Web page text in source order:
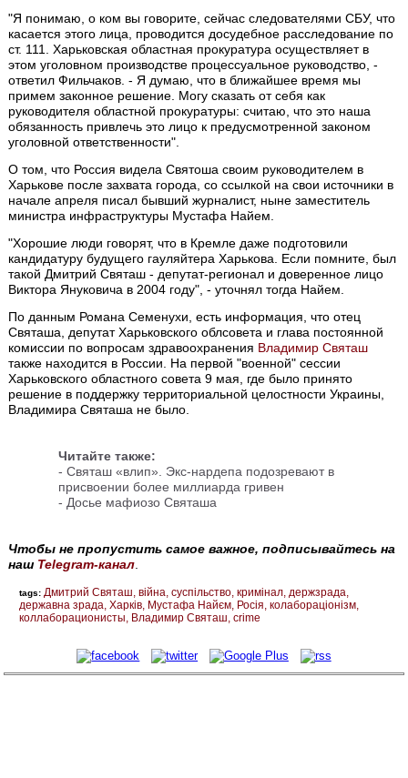
"Я понимаю, о ком вы говорите, сейчас следователями СБУ, что
касается этого лица, проводится досудебное расследование по
ст. 111. Харьковская областная прокуратура осуществляет в
этом уголовном производстве процессуальное руководство, -
ответил Фильчаков. - Я думаю, что в ближайшее время мы
примем законное решение. Могу сказать от себя как
руководителя областной прокуратуры: считаю, что это наша
обязанность привлечь это лицо к предусмотренной законом
уголовной ответственности".
О том, что Россия видела Святоша своим руководителем в
Харькове после захвата города, со ссылкой на свои источники в
начале апреля писал бывший журналист, ныне заместитель
министра инфраструктуры Мустафа Найем.
"Хорошие люди говорят, что в Кремле даже подготовили
кандидатуру будущего гауляйтера Харькова. Если помните, был
такой Дмитрий Святаш - депутат-регионал и доверенное лицо
Виктора Януковича в 2004 году", - уточнял тогда Найем.
По данным Романа Семенухи, есть информация, что отец
Святаша, депутат Харьковского облсовета и глава постоянной
комиссии по вопросам здравоохранения Владимир Святаш
также находится в России. На первой "военной" сессии
Харьковского областного совета 9 мая, где было принято
решение в поддержку территориальной целостности Украины,
Владимира Святаша не было.
Читайте также:
-Святаш «влип». Экс-нардепа подозревают в
присвоении более миллиарда гривен
- Досье мафиозо Святаша
Чтобы не пропустить самое важное, подписывайтесь на
наш Telegram-канал
tags: Дмитрий Святаш війна суспільство кримінал держзрада
державна зрада Харків Мустафа Найєм Росія колабораціонізм
коллаборационисты
Владимир Святаш crime